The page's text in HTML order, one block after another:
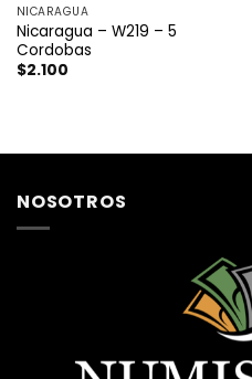
NICARAGUA
Nicaragua – W219 – 5
Cordobas
$2.100
NOSOTROS